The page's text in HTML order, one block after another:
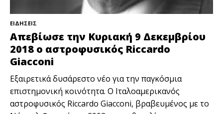
ΕΙΔΗΣΕΙΣ
Απεβίωσε την Κυριακή 9 Δεκεμβρίου
2018 ο αστροφυσικός Riccardo
Giacconi
Εξαιρετικά δυσάρεστο νέο για την παγκόσμια
επιστημονική κοινότητα. O Ιταλοαμερικανός
αστροφυσικός Riccardo Giacconi, βραβευμένος με το